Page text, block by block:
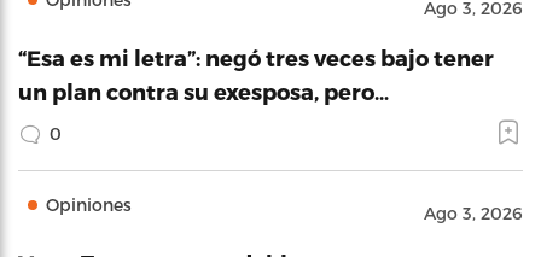
Ago 3, 2026
“Esa es mi letra”: negó tres veces bajo tener
un plan contra su exesposa, pero…
0
Opiniones Ago 3, 2026